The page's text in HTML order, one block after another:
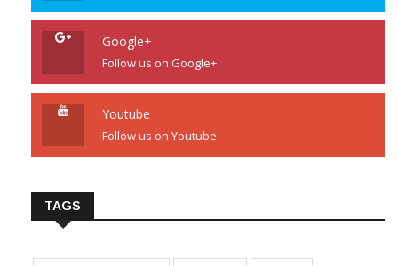
Google+
Follow us on Google+
Youtube
Follow us on Youtube
TAGS